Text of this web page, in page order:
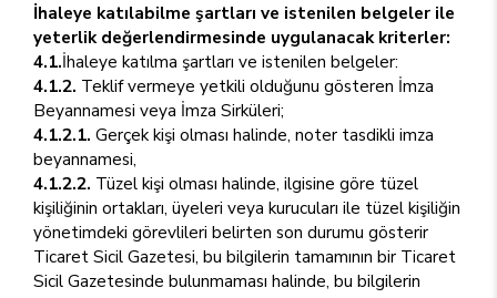
İhaleye katılabilme şartları ve istenilen belgeler ile
yeterlik değerlendirmesinde uygulanacak kriterler:
4.1.İhaleye katılma şartları ve istenilen belgeler:
4.1.2. Teklif vermeye yetkili olduğunu gösteren İmza
Beyannamesi veya İmza Sirküleri;
4.1.2.1. Gerçek kişi olması halinde, noter tasdikli imza
beyannamesi,
4.1.2.2. Tüzel kişi olması halinde, ilgisine göre tüzel
kişiliğinin ortakları, üyeleri veya kurucuları ile tüzel kişiliğin
yönetimdeki görevlileri belirten son durumu gösterir
Ticaret Sicil Gazetesi, bu bilgilerin tamamının bir Ticaret
Sicil Gazetesinde bulunmaması halinde, bu bilgilerin